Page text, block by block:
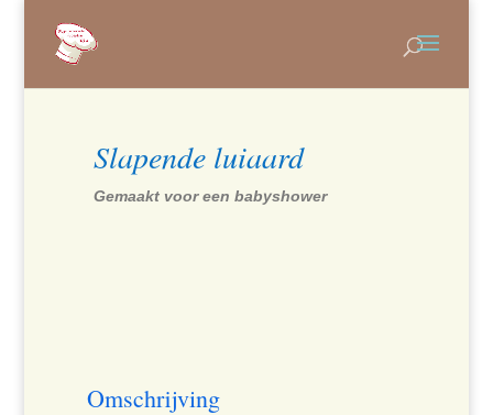
Slapende luiaard
Gemaakt voor een babyshower
Omschrijving